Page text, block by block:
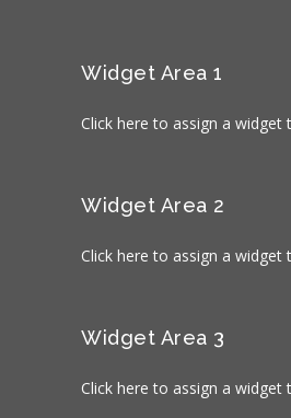
Widget Area 1
Click here to assign a widget
Widget Area 2
Click here to assign a widget
Widget Area 3
Click here to assign a widget